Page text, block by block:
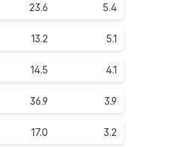
23.6 5.4
13.2 5.1
14.5 4.1
36.9 3.9
17.0 3.2